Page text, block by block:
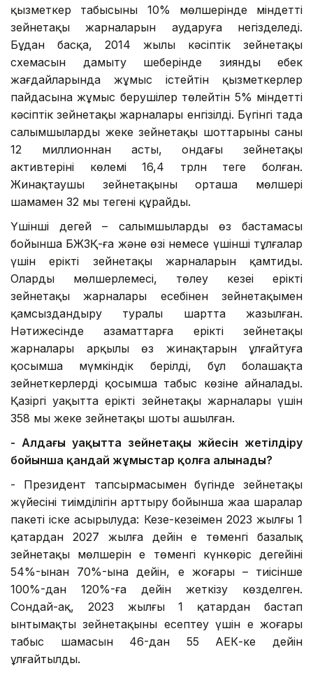
қызметкер табысының 10% мөлшерінде міндетті
зейнетақы жарналарын аударуға негізделеді.
Бұдан басқа, 2014 жылы кәсіптік зейнетақы
схемасын дамыту шеңберінде зиянды еңбек
жағдайларында жұмыс істейтін қызметкерлер
пайдасына жұмыс берушілер төлейтін 5% міндетті
кәсіптік зейнетақы жарналары енгізілді. Бүгінгі таңда
салымшылардың жеке зейнетақы шоттарының саны
12 миллионнан асты, ондағы зейнетақы
активтерінің көлемі 16,4 трлн теңге болған.
Жинақтаушы зейнетақының орташа мөлшері
шамамен 32 мың теңгені құрайды.
Үшінші деңгей – салымшылардың өз бастамасы
бойынша БЖЗҚ-ға және өзі немесе үшінші тұлғалар
үшін ерікті зейнетақы жарналарын қамтиды.
Олардың мөлшерлемесі, төлеу кезеңі ерікті
зейнетақы жарналары есебінен зейнетақымен
қамсыздандыру туралы шартта жазылған.
Нәтижесінде азаматтарға ерікті зейнетақы
жарналары арқылы өз жинақтарын ұлғайтуға
қосымша мүмкіндік берілді, бұл болашақта
зейнеткерлердің қосымша табыс көзіне айналады.
Қазіргі уақытта ерікті зейнетақы жарналары үшін
358 мың жеке зейнетақы шоты ашылған.
- Алдағы уақытта зейнетақы жүйесін жетілдіру
бойынша қандай жұмыстар қолға алынады?
- Президент тапсырмасымен бүгінде зейнетақы
жүйесінің тиімділігін арттыру бойынша жаңа шаралар
пакеті іске асырылуда: Кезең-кезеңімен 2023 жылғы 1
қаңтардан 2027 жылға дейін ең төменгі базалық
зейнетақы мөлшерін ең төменгі күнкөріс деңгейінің
54%-ынан 70%-ына дейін, ең жоғары – тиісінше
100%-дан 120%-ға дейін жеткізу көзделген.
Сондай-ақ, 2023 жылғы 1 қаңтардан бастап
ынтымақты зейнетақыны есептеу үшін ең жоғары
табыс шамасын 46-дан 55 АЕК-ке дейін
ұлғайтылды.